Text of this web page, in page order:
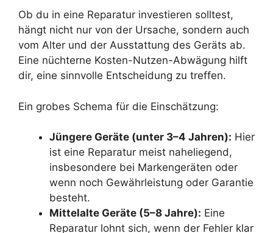
Ob du in eine Reparatur investieren solltest,
hängt nicht nur von der Ursache, sondern auch
vom Alter und der Ausstattung des Geräts ab.
Eine nüchterne Kosten-Nutzen-Abwägung hilft
dir, eine sinnvolle Entscheidung zu treffen.
Ein grobes Schema für die Einschätzung:
Jüngere Geräte (unter 3–4 Jahren): Hier
ist eine Reparatur meist naheliegend,
insbesondere bei Markengeräten oder
wenn noch Gewährleistung oder Garantie
besteht.
Mittelalte Geräte (5–8 Jahre): Eine
Reparatur lohnt sich, wenn der Fehler klar